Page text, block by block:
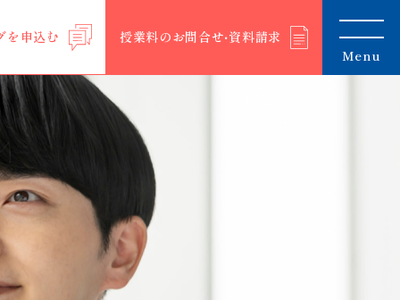
を申込む
授業料のお問合せ‧資料請求
Menu